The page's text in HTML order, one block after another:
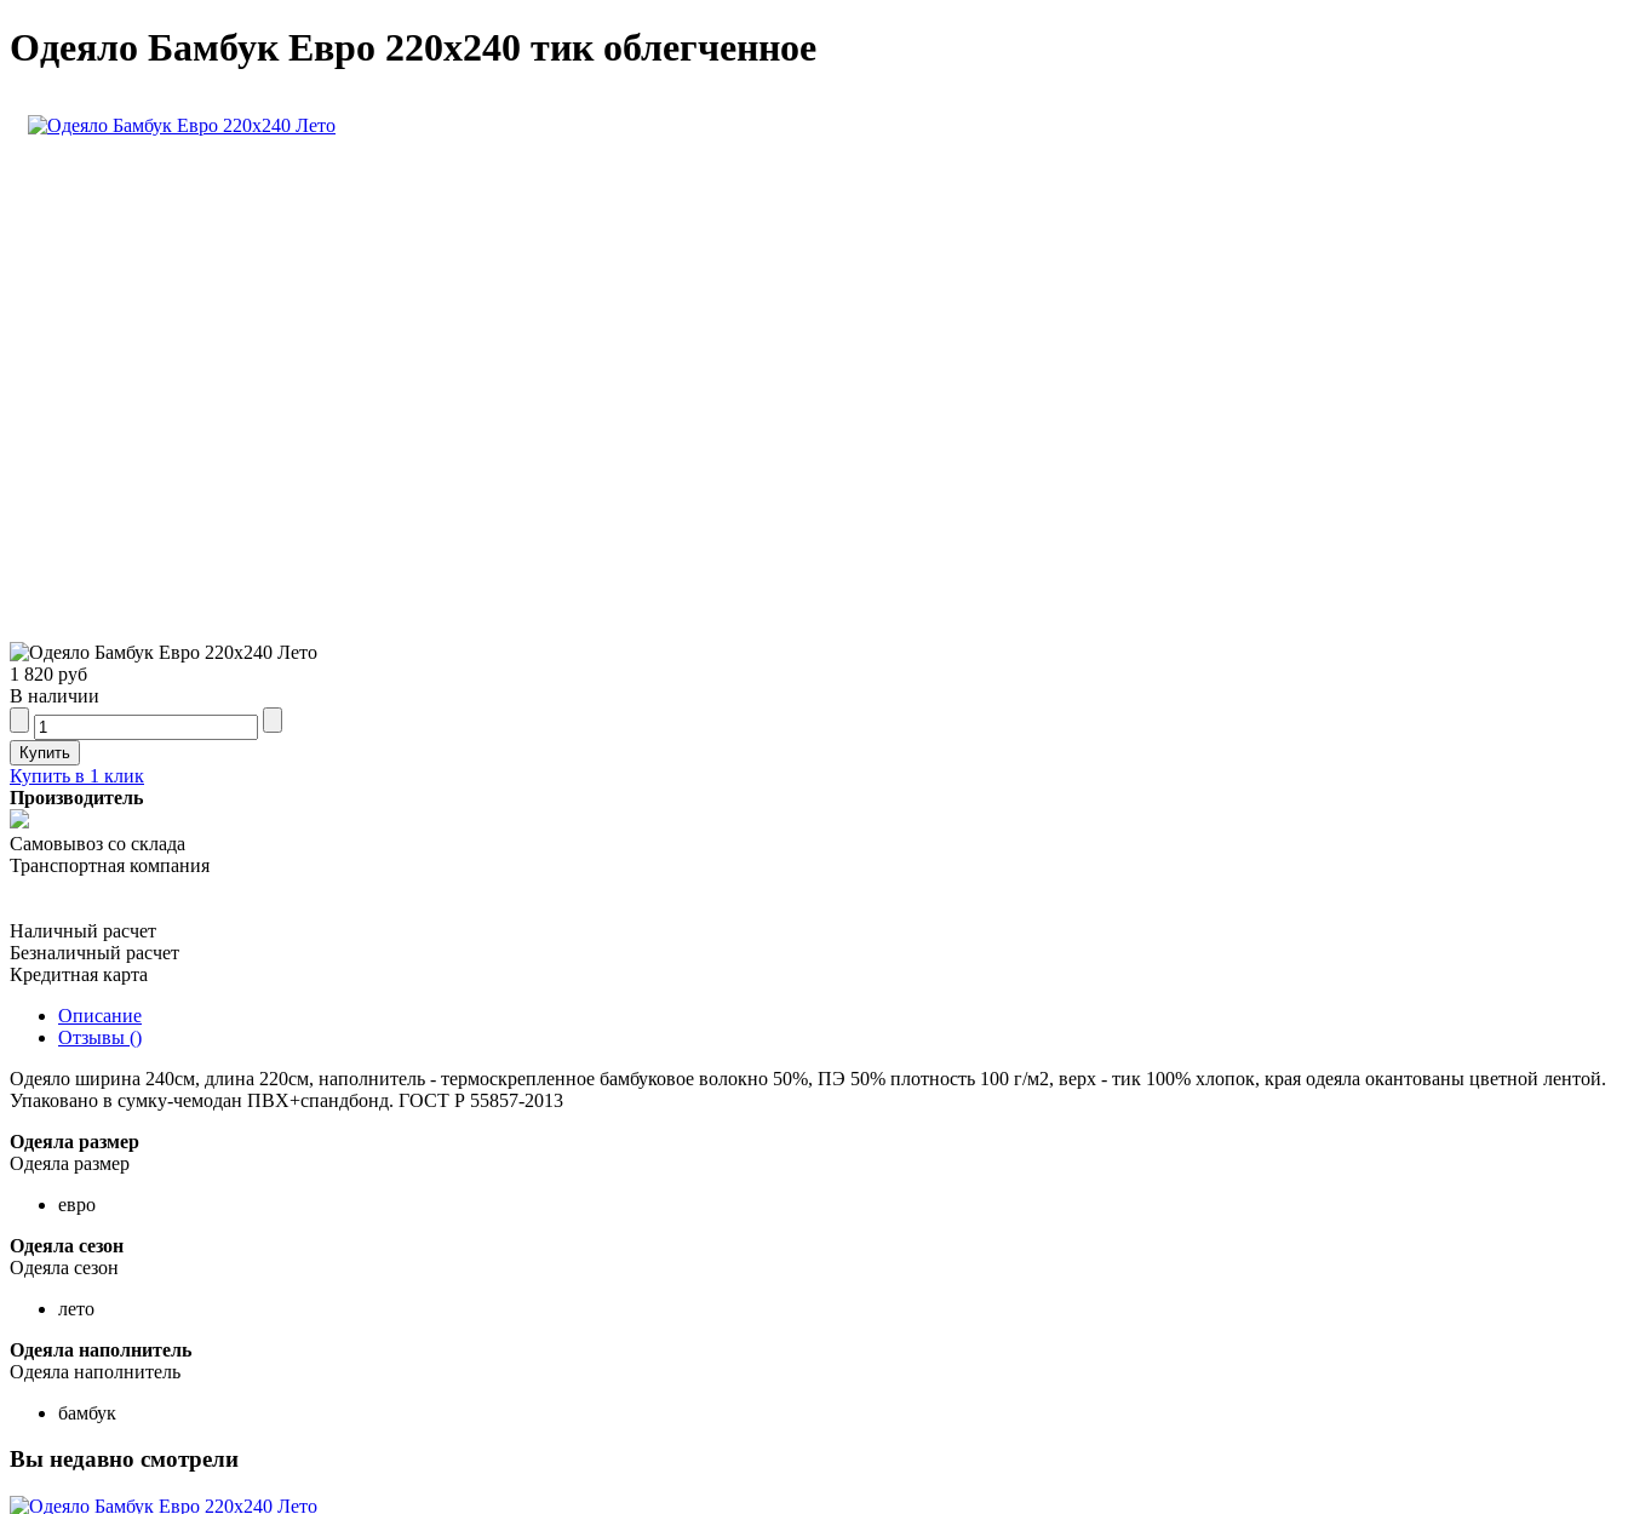
Одеяло Бамбук Евро 220х240 тик облегченное
1 820 руб
В наличии
Купить в 1 клик
Производитель
Самовывоз со склада
Транспортная компания
Наличный расчет
Безналичный расчет
Кредитная карта
Описание
Отзывы ()
Одеяло ширина 240см, длина 220см, наполнитель - термоскрепленное бамбуковое волокно 50%, ПЭ 50% плотность 100 г/м2, верх - тик 100% хлопок, края одеяла окантованы цветной лентой.
Упаковано в сумку-чемодан ПВХ+спандбонд. ГОСТ Р 55857-2013
Одеяла размер
Одеяла размер
евро
Одеяла сезон
Одеяла сезон
лето
Одеяла наполнитель
Одеяла наполнитель
бамбук
Вы недавно смотрели